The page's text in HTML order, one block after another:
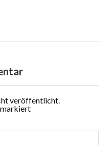
veröffentlicht.
markiert